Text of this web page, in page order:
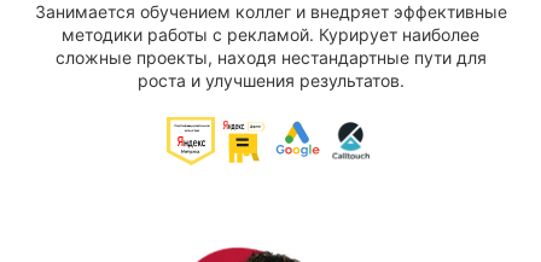
Занимается обучением коллег и внедряет эффективные
методики работы с рекламой. Курирует наиболее
сложные проекты, находя нестандартные пути для
роста и улучшения результатов.